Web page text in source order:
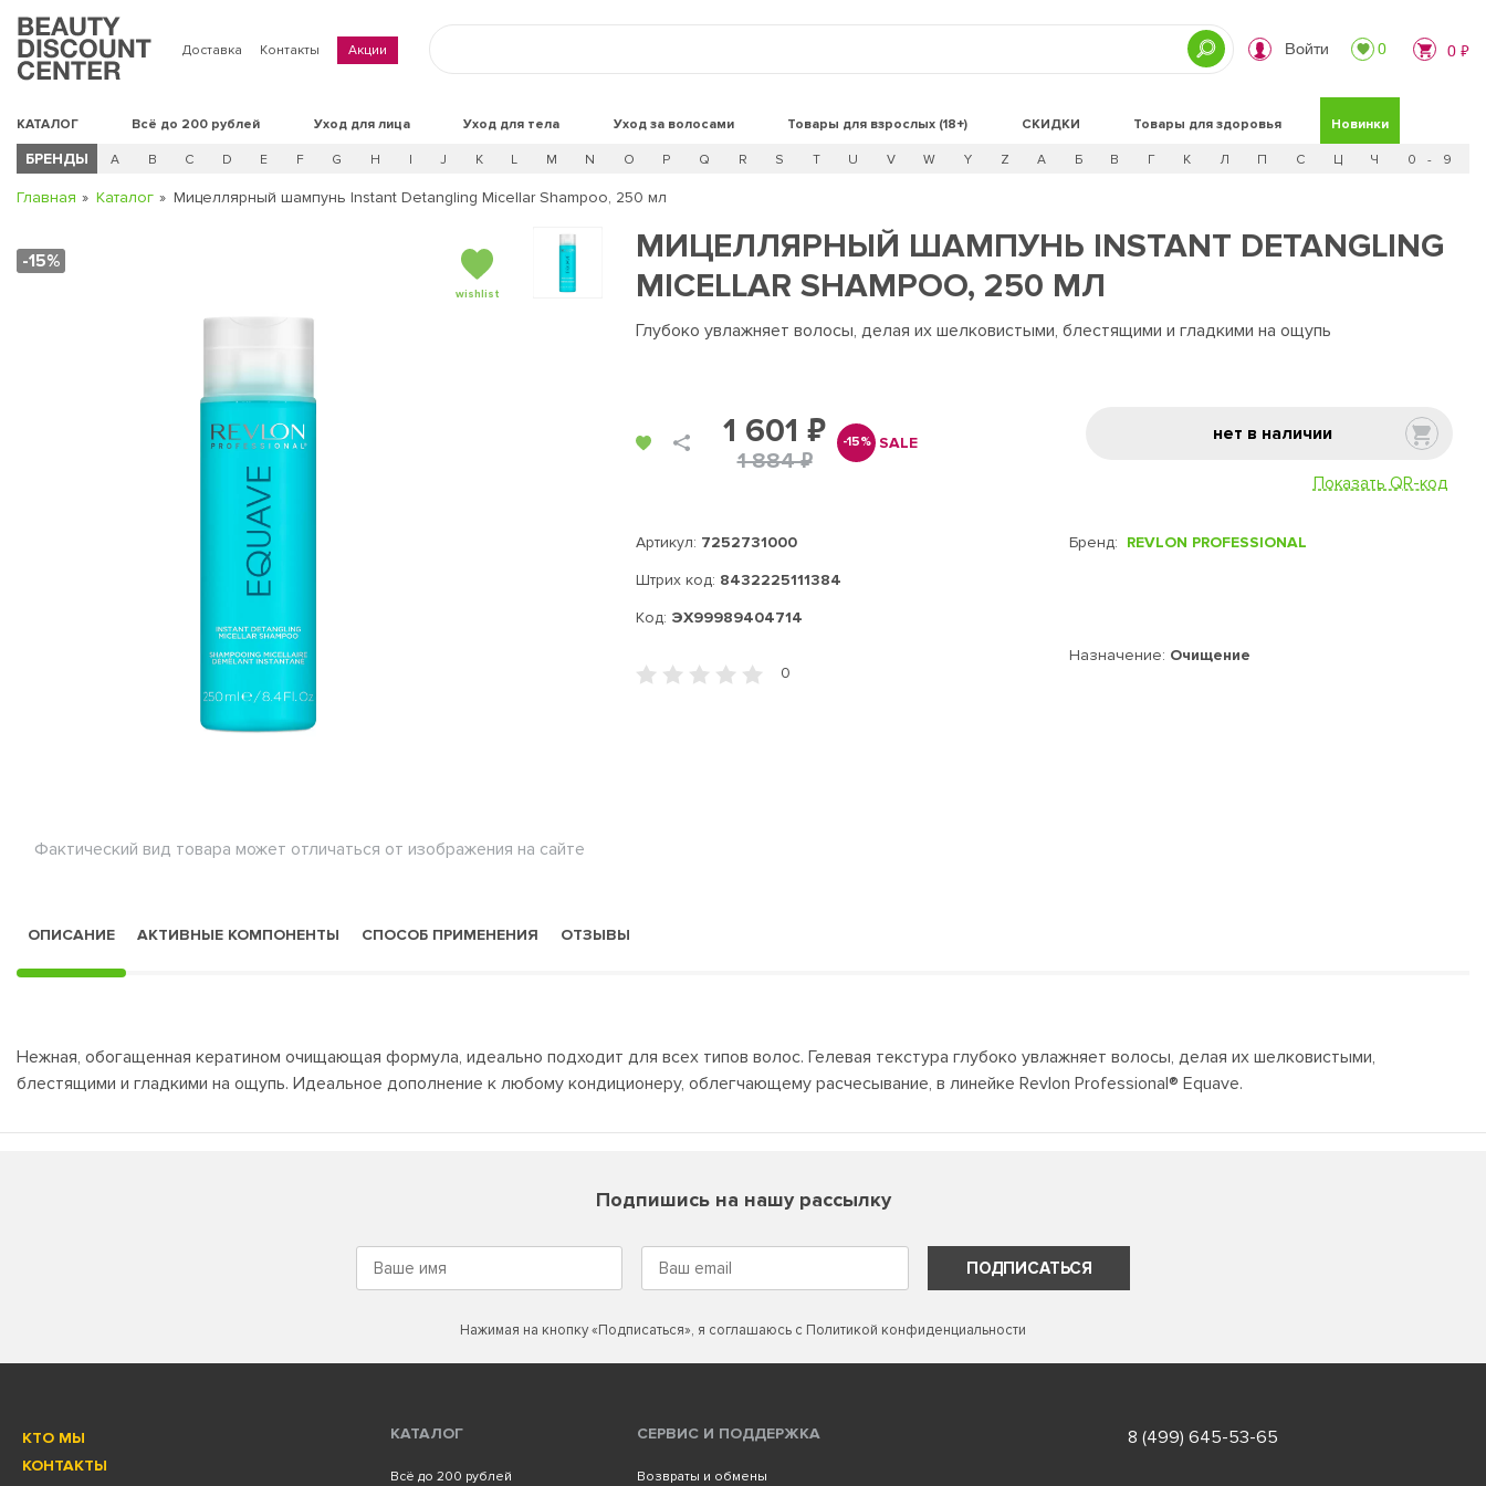
Доставка Контакты Акции Войти 0 0 ₽
КАТАЛОГ Всё до 200 рублей Уход для лица Уход для тела Уход за волосами Товары для взрослых (18+) СКИДКИ Новинки
Товары для здоровья
БРЕНДЫ A B C D E F G H I J K L M N O P Q R S T U V W Y Z А Б В Г К Л П С Ц Ч 0 - 9
Главная Каталог Мицеллярный шампунь Instant Detangling Micellar Shampoo, 250 мл
-15%
wishlist
Фактический вид товара может отличаться от изображения на сайте
МИЦЕЛЛЯРНЫЙ ШАМПУНЬ INSTANT DETANGLING
MICELLAR SHAMPOO, 250 МЛ
Глубоко увлажняет волосы, делая их шелковистыми, блестящими и гладкими на ощупь
1 601 ₽
1 884 ₽
-15% SALE нет в наличии
Показать QR-код
Артикул: 7252731000
Штрих код: 8432225111384
Код: ЭХ99989404714
Бренд: REVLON PROFESSIONAL
Назначение: Очищение
0
ОПИСАНИЕ АКТИВНЫЕ КОМПОНЕНТЫ СПОСОБ ПРИМЕНЕНИЯ ОТЗЫВЫ
Нежная, обогащенная кератином очищающая формула, идеально подходит для всех типов волос. Гелевая текстура глубоко увлажняет волосы, делая их шелковистыми,
блестящими и гладкими на ощупь. Идеальное дополнение к любому кондиционеру, облегчающему расчесывание, в линейке Revlon Professional® Equave.
Подпишись на нашу рассылку
ПОДПИСАТЬСЯ
Нажимая на кнопку «Подписаться», я соглашаюсь с Политикой конфиденциальности
КТО МЫ
КОНТАКТЫ
КАТАЛОГ
Всё до 200 рублей
СЕРВИС И ПОДДЕРЖКА
Возвраты и обмены
8 (499) 645-53-65